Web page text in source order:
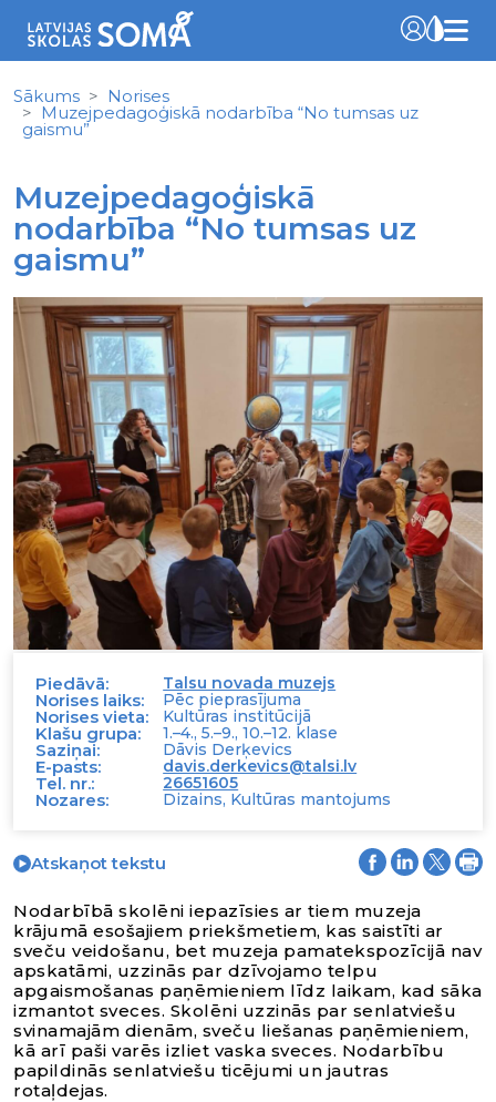
Sākums Norises
Muzejpedagoģiskā nodarbība “No tumsas uz
gaismu”
Muzejpedagoģiskā
nodarbība “No tumsas uz
gaismu”
Piedāvā: Talsu novada muzejs
Norises laiks: Pēc pieprasījuma
Norises vieta: Kultūras institūcijā
Klašu grupa: 1.–4., 5.–9., 10.–12. klase
Saziņai: Dāvis Derķevics
E-pasts: davis.derkevics@talsi.lv
Tel. nr.: 26651605
Nozares: Dizains, Kultūras mantojums
Atskaņot tekstu
Nodarbībā skolēni iepazīsies ar tiem muzeja
krājumā esošajiem priekšmetiem, kas saistīti ar
sveču veidošanu, bet muzeja pamatekspozīcijā nav
apskatāmi, uzzinās par dzīvojamo telpu
apgaismošanas paņēmieniem līdz laikam, kad sāka
izmantot sveces. Skolēni uzzinās par senlatviešu
svinamajām dienām, sveču liešanas paņēmieniem,
kā arī paši varēs izliet vaska sveces. Nodarbību
papildinās senlatviešu ticējumi un jautras
rotaļdejas.